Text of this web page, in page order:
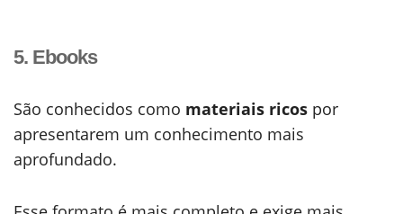
5. Ebooks
São conhecidos como materiais ricos por
apresentarem um conhecimento mais
aprofundado.